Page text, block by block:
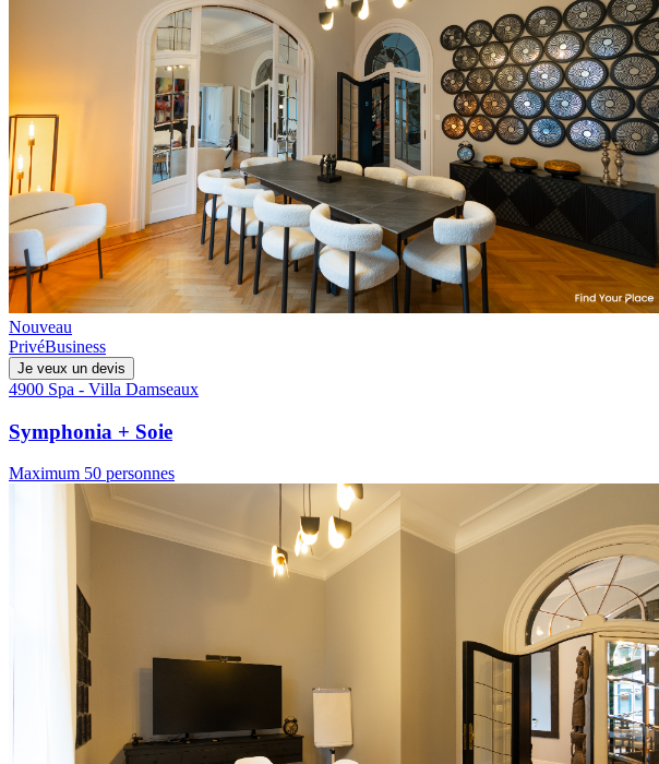
Nouveau
PrivéBusiness
Je veux un devis
4900 Spa - Villa Damseaux
Symphonia + Soie
Maximum 50 personnes